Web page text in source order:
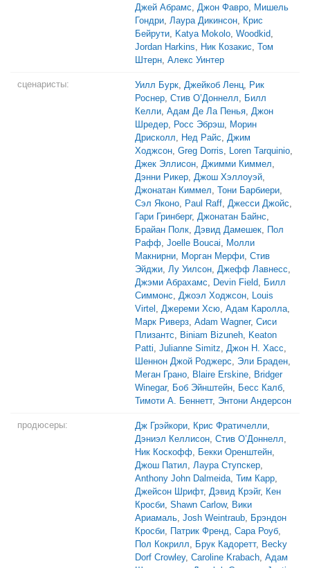
Джей Абрамс, Джон Фавро, Мишель
Гондри, Лаура Дикинсон, Крис
Бейрути, Katya Mokolo, Woodkid,
Jordan Harkins, Ник Козакис, Том
Штерн, Алекс Уинтер
сценаристы: Уилл Бурк, Джейкоб Ленц, Рик
Роснер, Стив О’Доннелл, Билл
Келли, Адам Де Ла Пенья, Джон
Шредер, Росс Эбрэш, Морин
Дрисколл, Нед Райс, Джим
Ходжсон, Greg Dorris, Loren Tarquinio,
Джек Эллисон, Джимми Киммел,
Дэнни Рикер, Джош Хэллоуэй,
Джонатан Киммел, Тони Барбиери,
Сэл Яконо, Paul Raff, Джесси Джойс,
Гари Гринберг, Джонатан Байнс,
Брайан Полк, Дэвид Дамешек, Пол
Рафф, Joelle Boucai, Молли
Макнирни, Морган Мерфи, Стив
Эйджи, Лу Уилсон, Джефф Лавнесс,
Джэми Абрахамс, Devin Field, Билл
Симмонс, Джоэл Ходжсон, Louis
Virtel , Джереми Хсю, Адам Каролла,
Марк Риверз, Adam Wagner, Сиси
Плизантс, Biniam Bizuneh, Keaton
Patti, Julianne Simitz, Джон Н. Хасс,
Шеннон Джой Роджерс, Эли Браден,
Меган Грано, Blaire Erskine, Bridger
Winegar, Боб Эйнштейн, Бесс Калб,
Тимоти А. Беннетт, Энтони Андерсон
продюсеры: Дж Грэйкори, Крис Фратичелли,
Дэниэл Келлисон, Стив О’Доннелл,
Ник Коскофф, Бекки Оренштейн,
Джош Патил, Лаура Ступскер,
Anthony John Dalmeida, Тим Карр,
Джейсон Шрифт, Дэвид Крэйг, Кен
Кросби, Shawn Carlow, Вики
Ариамаль, Josh Weintraub, Брэндон
Кросби, Патрик Френд, Сара Роуб,
Пол Кокрилл, Брук Кадоретт, Becky
Dorf Crowley, Caroline Krabach, Адам